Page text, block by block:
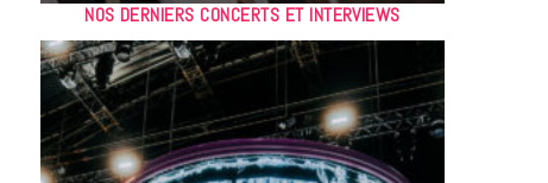
NOS DERNIERS CONCERTS ET INTERVIEWS